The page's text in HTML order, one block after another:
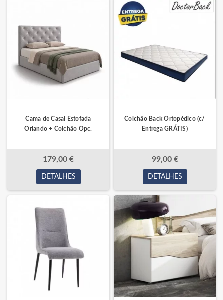
Cama de Casal Estofada
Orlando + Colchão Opc.
179,00 €
DETALHES
Colchão Back Ortopédico (c/
Entrega GRÁTIS)
99,00 €
DETALHES